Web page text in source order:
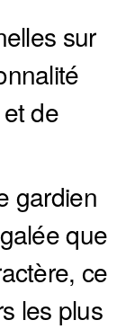
sur
de
gardien
que
ce
les plus